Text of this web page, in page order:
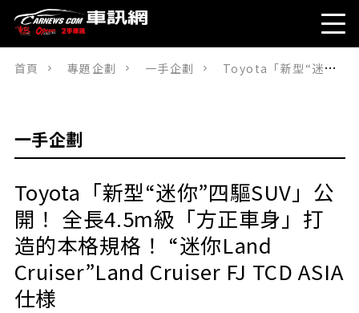
首頁 專題企劃 一手企劃 Toyota「新型“迷你”四驅SUV」公開！ 全長4.5m級「方正車身」打造的本格規格！ “迷你Land Cruiser”Land Cruiser FJ TCD ASIA仕様
一手企劃
Toyota「新型“迷你”四驅SUV」公
開！ 全長4.5m級「方正車身」打
造的本格規格！ “迷你Land
Cruiser”Land Cruiser FJ TCD ASIA
仕様